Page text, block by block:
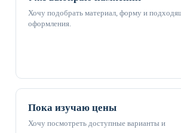
Хочу подобрать материал, форму и
оформления.
Пока изучаю цены
Хочу посмотреть доступные варианты и